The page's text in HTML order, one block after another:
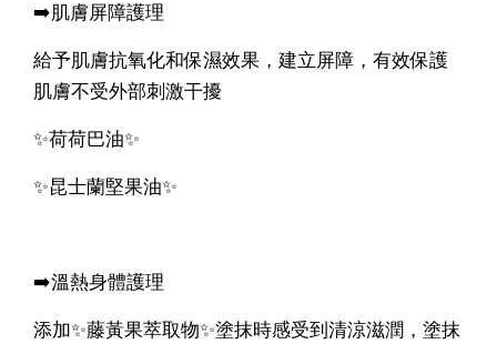
➡️肌膚屏障護理
給予肌膚抗氧化和保濕效果，建立屏障，有效保護
肌膚不受外部刺激干擾
✨荷荷巴油✨
✨昆士蘭堅果油✨
➡️溫熱身體護理
添加✨藤黃果萃取物✨塗抹時感受到清涼滋潤，塗抹